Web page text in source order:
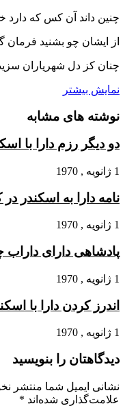
چنین داند آن کس که دارد
از ایشان چو بشنید فرمان
چنان کز دل شهریاران
نمایش بیشتر
نوشته های مشابه
دو دیگر رزم دارا با
1 ژانویه , 1970
نامه دارا به اسکندر
1 ژانویه , 1970
پادشاهى داراى داراب
1 ژانویه , 1970
اندرز کردن دارا با
1 ژانویه , 1970
دیدگاهتان را بنویسید
نشانی ایمیل شما منتشر
علامت‌گذاری شده‌اند *